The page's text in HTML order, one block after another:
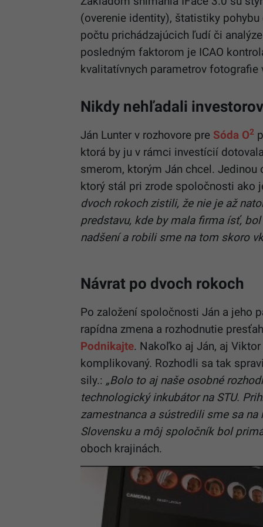
(overenie identity), štatistiky pohybu
počtu prichádzajúcich ľudí či
posledným faktorom je ICAO
kvalitatívnych parametrov
Nikdy nehľadali investorov
Ján Lunter v rozhovore pre Sóda O2
ktorá by ju v rámci investícií
smerom, ktorým Ján chcel.
ktorý stál pri zrode spoločnosti ako
dvoch rokoch zistili, že nie je až
predstavu, kde by mala firma ísť,
nadšení a robili sme na tom skoro
Návrat po dvoch rokoch
Po založení spoločnosti Ján a jeho
rapídna zmena a rozhodnutie
Podnikajte. Nakoľko aj Ján, aj
komplikovaný. Rozhodli sa tak
sily.: „Bolo to aj naše osobné
technologický inkubátor na STU.
zamestnanca a sústredili sme sa
Slovensku a môj spoločník bol
oboch krajinách.